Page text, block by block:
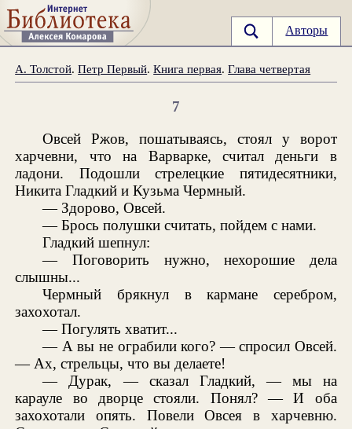
Авторы
А. Толстой.Петр Первый.Книга первая.Глава четвертая
7
Овсей Ржов, пошатываясь, стоял у ворот
харчевни, что на Варварке, считал деньги в
ладони. Подошли стрелецкие пятидесятники,
Никита Гладкий и Кузьма Чермный.
— Здорово, Овсей.
— Брось полушки считать, пойдем с нами.
Гладкий шепнул:
— Поговорить нужно, нехорошие дела
слышны...
Чермный брякнул в кармане серебром,
захохотал.
— Погулять хватит...
— А вы не ограбили кого? — спросил Овсей.
— Ах, стрельцы, что вы делаете!
— Дурак, — сказал Гладкий, — мы на
карауле во дворце стояли. Понял? — И оба
захохотали опять. Повели Овсея в харчевню.